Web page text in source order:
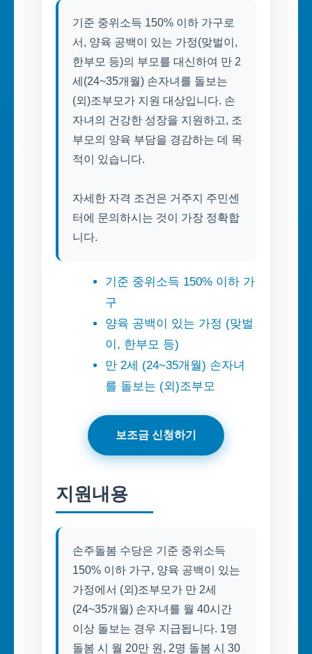
기준 중위소득 150% 이하 가구로
서, 양육 공백이 있는 가정(맞벌이,
한부모 등)의 부모를 대신하여 만 2
세(24~35개월) 손자녀를 돌보는
(외)조부모가 지원 대상입니다. 손
자녀의 건강한 성장을 지원하고, 조
부모의 양육 부담을 경감하는 데 목
적이 있습니다.
자세한 자격 조건은 거주지 주민센
터에 문의하시는 것이 가장 정확합
니다.
기준 중위소득 150% 이하 가
구
양육 공백이 있는 가정 (맞벌
이, 한부모 등)
만 2세 (24~35개월) 손자녀
를 돌보는 (외)조부모
보조금 신청하기
지원내용
손주돌봄 수당은 기준 중위소득
150% 이하 가구, 양육 공백이 있는
가정에서 (외)조부모가 만 2세
(24~35개월) 손자녀를 월 40시간
이상 돌보는 경우 지급됩니다. 1명
돌봄 시 월 20만 원, 2명 돌봄 시 30